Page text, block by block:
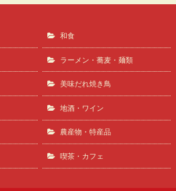
和食
ラーメン・蕎麦・麺類
美味だれ焼き鳥
地酒・ワイン
農産物・特産品
喫茶・カフェ